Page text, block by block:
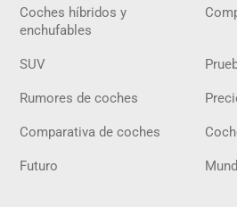
Coches híbridos y
enchufables
SUV
Rumores de coches
Comparativa de coches
Futuro